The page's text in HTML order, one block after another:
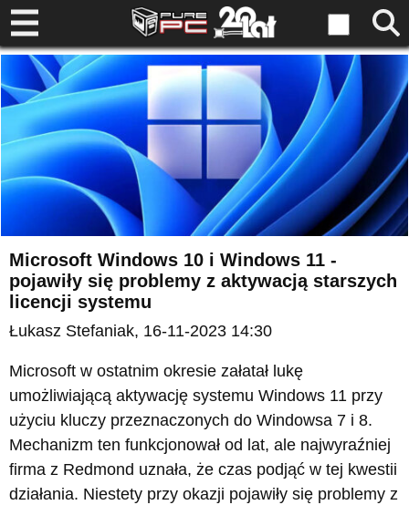
Microsoft Windows 10 i Windows 11 -
pojawiły się problemy z aktywacją starszych
licencji systemu
Łukasz Stefaniak, 16-11-2023 14:30
Microsoft w ostatnim okresie załatał lukę
umożliwiającą aktywację systemu Windows 11 przy
użyciu kluczy przeznaczonych do Windowsa 7 i 8.
Mechanizm ten funkcjonował od lat, ale najwyraźniej
firma z Redmond uznała, że czas podjąć w tej kwestii
działania. Niestety przy okazji pojawiły się problemy z